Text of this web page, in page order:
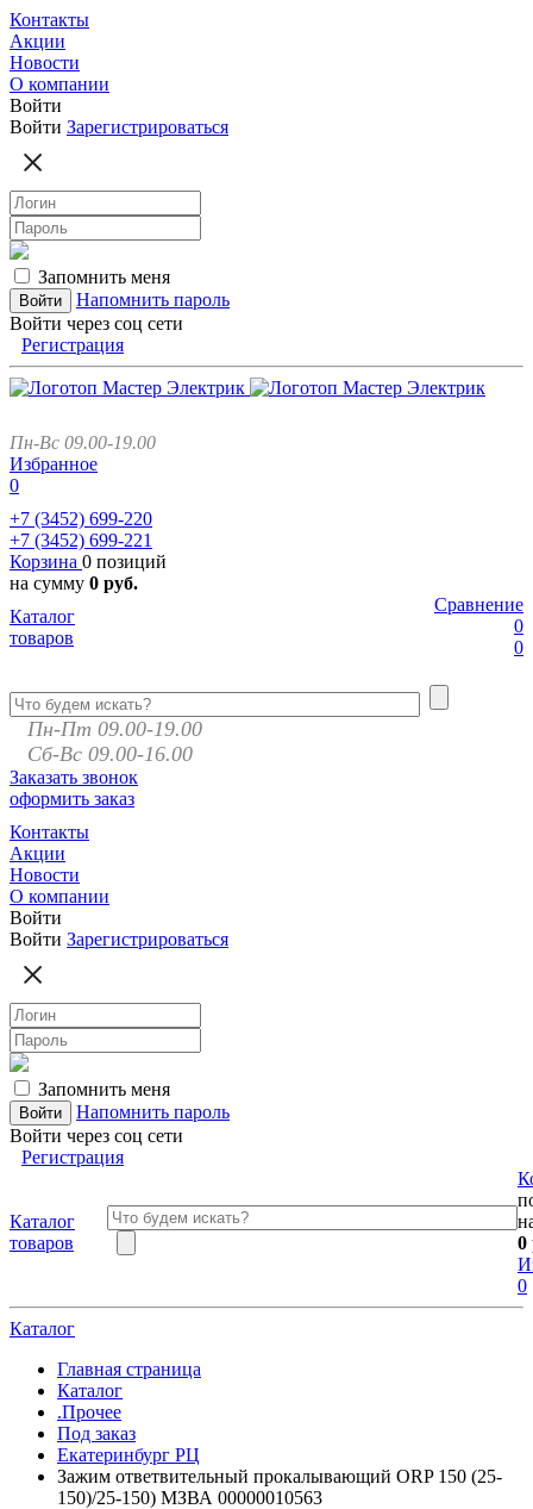
Контакты
Акции
Новости
О компании
Войти
Войти Зарегистрироваться
Запомнить меня
Напомнить пароль
Войти через соц сети
Регистрация
Пн-Вс 09.00-19.00
Избранное
0
+7 (3452) 699-220
+7 (3452) 699-221
Корзина 0 позиций
на сумму 0 руб.
Сравнение
0
0
Каталог
товаров
Пн-Пт 09.00-19.00
Сб-Вс 09.00-16.00
Заказать звонок
оформить заказ
Контакты
Акции
Новости
О компании
Войти
Войти Зарегистрироваться
Запомнить меня
Напомнить пароль
Войти через соц сети
Регистрация
Каталог
товаров
0
0
Каталог
Главная страница
Каталог
.Прочее
Под заказ
Екатеринбург РЦ
Зажим ответвительный прокалывающий ORP 150 (25-
150)/25-150) МЗВА 00000010563